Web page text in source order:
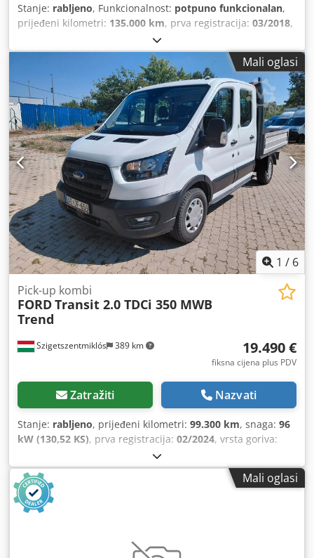
Stanje: rabljeno, Funkcionalnost: potpuno funkcionalan,
prijeđeni kilometri: 135.000 km, prva registracija: 03/2018,
, maksimalna nosivost:
masa:3.500 kg, konfiguracija osovina:4x2, gorivo:dizel,
, vrsta prijenosa:mehanički
, broj stupnjeva
prijenosa:
, emisijska klasa:Euro 6, ovjes:čelik, broj
sjedala:3, duljina prostora za utovar: 4.200 mm, širina
utovarnog prostora:2.140 mm , visina utovarnog prostora:
400 mm, Oprema:ABS, Bluetooth, električno podesivo
ogledalo, električno upravljanje prozorima, klima uređaj,
maglenke, računalo na vozilu, registracija kamiona, servo
upravljač, središnje zaključavanje, start-stop sustav,
tempomat, zračni jastuk,
Mali oglasi
1 / 6
Szigetszentmiklós 389 km
Pick-up kombi
FORDTransit 2.0 TDCi 350 MWB
Trend
19.490 €
fiksna cijena plus PDV
Zatražiti Nazvati
Stanje: rabljeno, prijeđeni kilometri: 99.300 km, snaga: 96
kW (130,52 KS), prva registracija: 02/2024, vrsta goriva:
3.500 kg, sljedeći pregled (TÜV):
02/2028, boja:bijela, vrsta prijenosa:mehanički, emisijska
klasa:Euro 6
, duljina prostora za utovar:
2.420 mm
proizvodnje:
Mali oglasi